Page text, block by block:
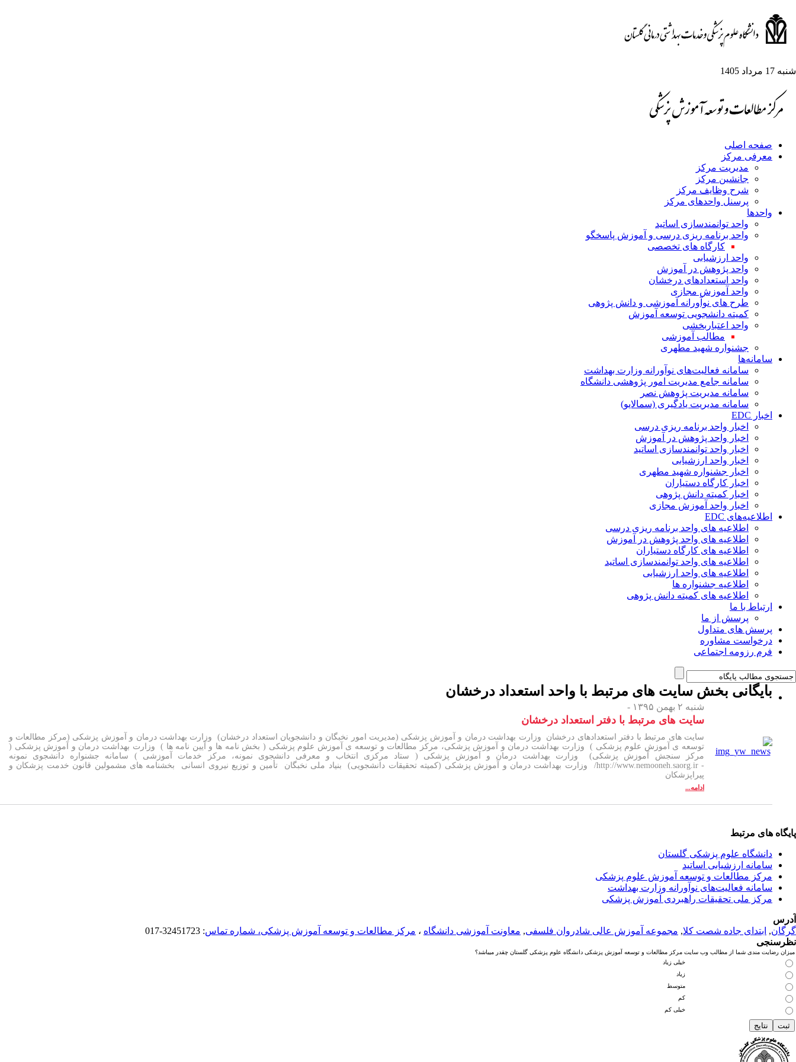
شنبه 17 مرداد 1405
صفحه اصلی
معرفی مرکز
مدیریت مرکز
جانشین مرکز
شرح وظایف مرکز
پرسنل واحدهای مرکز
واحدها
واحد توانمندسازی اساتید
واحد برنامه ریزی درسی و آموزش پاسخگو
کارگاه های تخصصی
واحد ارزشیابی
واحد پژوهش در آموزش
واحد استعدادهای درخشان
واحد آموزش مجازی
طرح های نوآورانه آموزشی و دانش پژوهی
کمیته دانشجویی توسعه آموزش
واحد اعتباربخشی
مطالب آموزشی
جشنواره شهید مطهری
سامانه‌ها
سامانه فعالیت‌های نوآورانه وزارت بهداشت
سامانه جامع مدیریت امور پژوهشی دانشگاه
سامانه مدیریت پژوهش نصر
سامانه مدیریت یادگیری (سمالایو)
اخبار EDC
اخبار واحد برنامه ریزی درسی
اخبار واحد پژوهش در آموزش
اخبار واحد توانمندسازی اساتید
اخبار واحد ارزشیابی
اخبار جشنواره شهید مطهری
اخبار کارگاه دستیاران
اخبار کمیته دانش پژوهی
اخبار واحد آموزش مجازی
اطلاعیه‌های EDC
اطلاعیه های واحد برنامه ریزی درسی
اطلاعیه های واحد پژوهش در آموزش
اطلاعیه های کارگاه دستیاران
اطلاعیه های واحد توانمندسازی اساتید
اطلاعیه های واحد ارزشیابی
اطلاعیه جشنواره ها
اطلاعیه های کمیته دانش پژوهی
ارتباط با ما
پرسش از ما
پرسش های متداول
درخواست مشاوره
فرم رزومه اجتماعی
بایگانی بخش سایت های مرتبط با واحد استعداد درخشان
شنبه ۲ بهمن ۱۳۹۵ -
سایت های مرتبط با دفتر استعداد درخشان
سایت های مرتبط با دفتر استعدادهای درخشان وزارت بهداشت درمان و آموزش پزشکی (مدیریت امور نخبگان و دانشجویان استعداد درخشان) وزارت بهداشت درمان و آموزش پزشکی (مرکز مطالعات و
توسعه ی آموزش علوم پزشکی ) وزارت بهداشت درمان و آموزش پزشکی، مرکز مطالعات و توسعه ی آموزش علوم پزشکی ( بخش نامه ها و آیین نامه ها ) وزارت بهداشت درمان و آموزش پزشکی (
مرکز سنجش آموزش پزشکی) وزارت بهداشت درمان و آموزش پزشکی ( ستاد مرکزی انتخاب و معرفی دانشجوی نمونه، مرکز خدمات آموزشی ) سامانه جشنواره دانشجوی نمونه
- http://www.nemooneh.saorg.ir/ وزارت بهداشت درمان و آموزش پزشکی (کمیته تحقیقات دانشجویی) بنیاد ملی نخبگان تأمین و توزیع نیروی انسانی بخشنامه های مشمولین قانون خدمت پزشکان و
پیراپزشکان
ادامه...
پایگاه های مرتبط
دانشگاه علوم پزشکی گلستان
سامانه ارزشیابی اساتید
مرکز مطالعات و توسعه آموزش علوم پزشکی
سامانه فعالیت‌های نوآورانه وزارت بهداشت
مرکز ملی تحقیقات راهبردی آموزش پزشکی
آدرس
گرگان, ابتدای جاده شصت کلا, مجموعه آموزش عالی شادروان فلسفی, معاونت آموزشی دانشگاه ، مرکز مطالعات و توسعه آموزش پزشکی، شماره تماس: 32451723-017
نظرسنجی
میزان رضایت مندی شما از مطالب وب سایت مرکز مطالعات و توسعه آموزش پزشکی دانشگاه علوم پزشکی گلستان چقدر میباشد؟
خیلی زیاد
زیاد
متوسط
کم
خیلی کم